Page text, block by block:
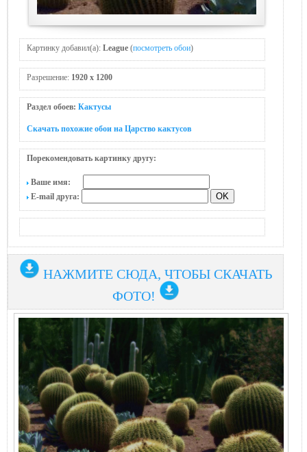
Картинку добавил(а): League (посмотреть обои)
Разрешение: 1920 x 1200
Раздел обоев: Кактусы
Скачать похожие обои на Царство кактусов
Порекомендовать картинку другу:
Ваше имя:
E-mail друга:
НАЖМИТЕ СЮДА, ЧТОБЫ СКАЧАТЬ
ФОТО!